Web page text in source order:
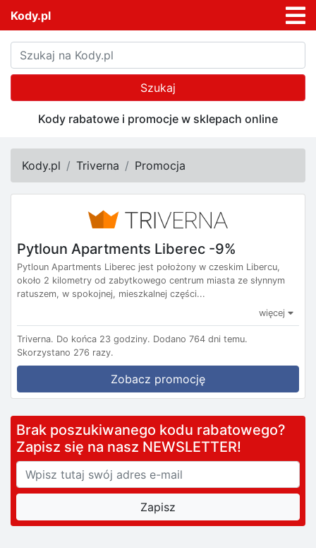
Kody.pl
Szukaj
Kody rabatowe i promocje w sklepach online
Kody.pl Triverna Promocja
Pytloun Apartments Liberec -9%
Pytloun Apartments Liberec jest położony w czeskim Libercu,
około 2 kilometry od zabytkowego centrum miasta ze słynnym
ratuszem, w spokojnej, mieszkalnej części...
więcej
Triverna. Do końca 23 godziny. Dodano 764 dni temu.
Skorzystano 276 razy.
Zobacz promocję
Brak poszukiwanego kodu rabatowego?
Zapisz się na nasz NEWSLETTER!